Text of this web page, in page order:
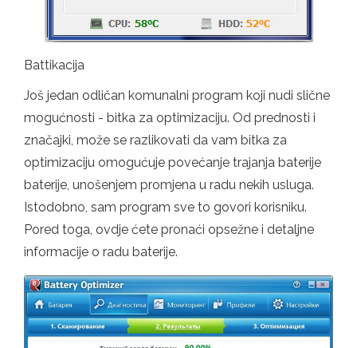
Battikacija
Još jedan odličan komunalni program koji nudi slične
mogućnosti - bitka za optimizaciju. Od prednosti i
značajki, može se razlikovati da vam bitka za
optimizaciju omogućuje povećanje trajanja baterije
baterije, unošenjem promjena u radu nekih usluga.
Istodobno, sam program sve to govori korisniku.
Pored toga, ovdje ćete pronaći opsežne i detaljne
informacije o radu baterije.